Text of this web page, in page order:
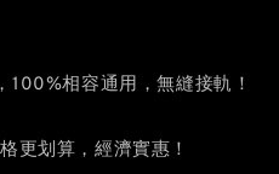
100%相容通用，無縫接軌！
更划算，經濟實惠！